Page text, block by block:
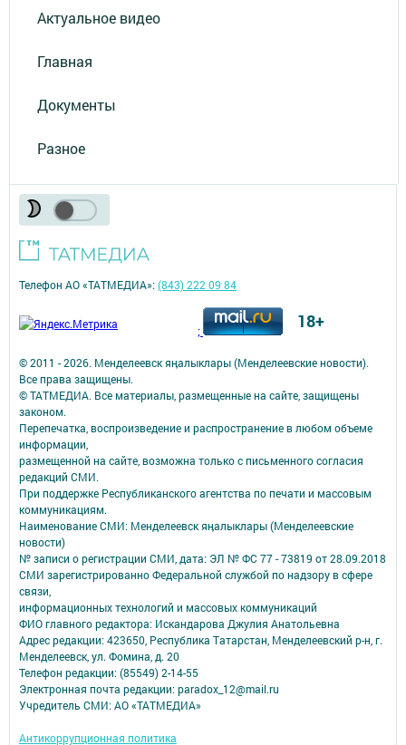
Актуальное видео
Главная
Документы
Разное
© 2011 - 2026. Менделеевск яӊалыклары (Менделеевские новости).
Все права защищены.
© ТАТМЕДИА. Все материалы, размещенные на сайте, защищены
законом.
Перепечатка, воспроизведение и распространение в любом объеме
информации,
размещенной на сайте, возможна только с письменного согласия
редакций СМИ.
При поддержке Республиканского агентства по печати и массовым
коммуникациям.
Наименование СМИ: Менделеевск яӊалыклары (Менделеевские
новости)
№ записи о регистрации СМИ, дата: ЭЛ № ФС 77 - 73819 от 28.09.2018
СМИ зарегистрированно Федеральной службой по надзору в сфере
связи,
информационных технологий и массовых коммуникаций
ФИО главного редактора: Искандарова Джулия Анатольевна
Адрес редакции: 423650, Республика Татарстан, Менделеевский р-н, г.
Менделеевск, ул. Фомина, д. 20
Телефон редакции: (85549) 2-14-55
Электронная почта редакции: paradox_12@mail.ru
Учредитель СМИ: АО «ТАТМЕДИА»
Антикоррупционная политика
Телефон АО «ТАТМЕДИА»:(843) 222 09 84
; 18+